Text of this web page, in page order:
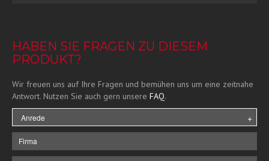
HABEN SIE FRAGEN ZU DIESEM
PRODUKT?
Wir freuen uns auf Ihre Fragen und bemühen uns um eine zeitnahe
Antwort. Nutzen Sie auch gern unsere FAQ.